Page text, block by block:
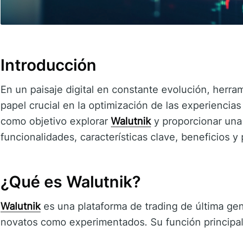
Introducción
En un paisaje digital en constante evolución,
papel crucial en la optimización de las
como objetivo explorar Walutniky proporcionar
funcionalidades, características clave, beneficios y
¿Qué es Walutnik?
Walutnikes una plataforma de trading de última
novatos como experimentados. Su función